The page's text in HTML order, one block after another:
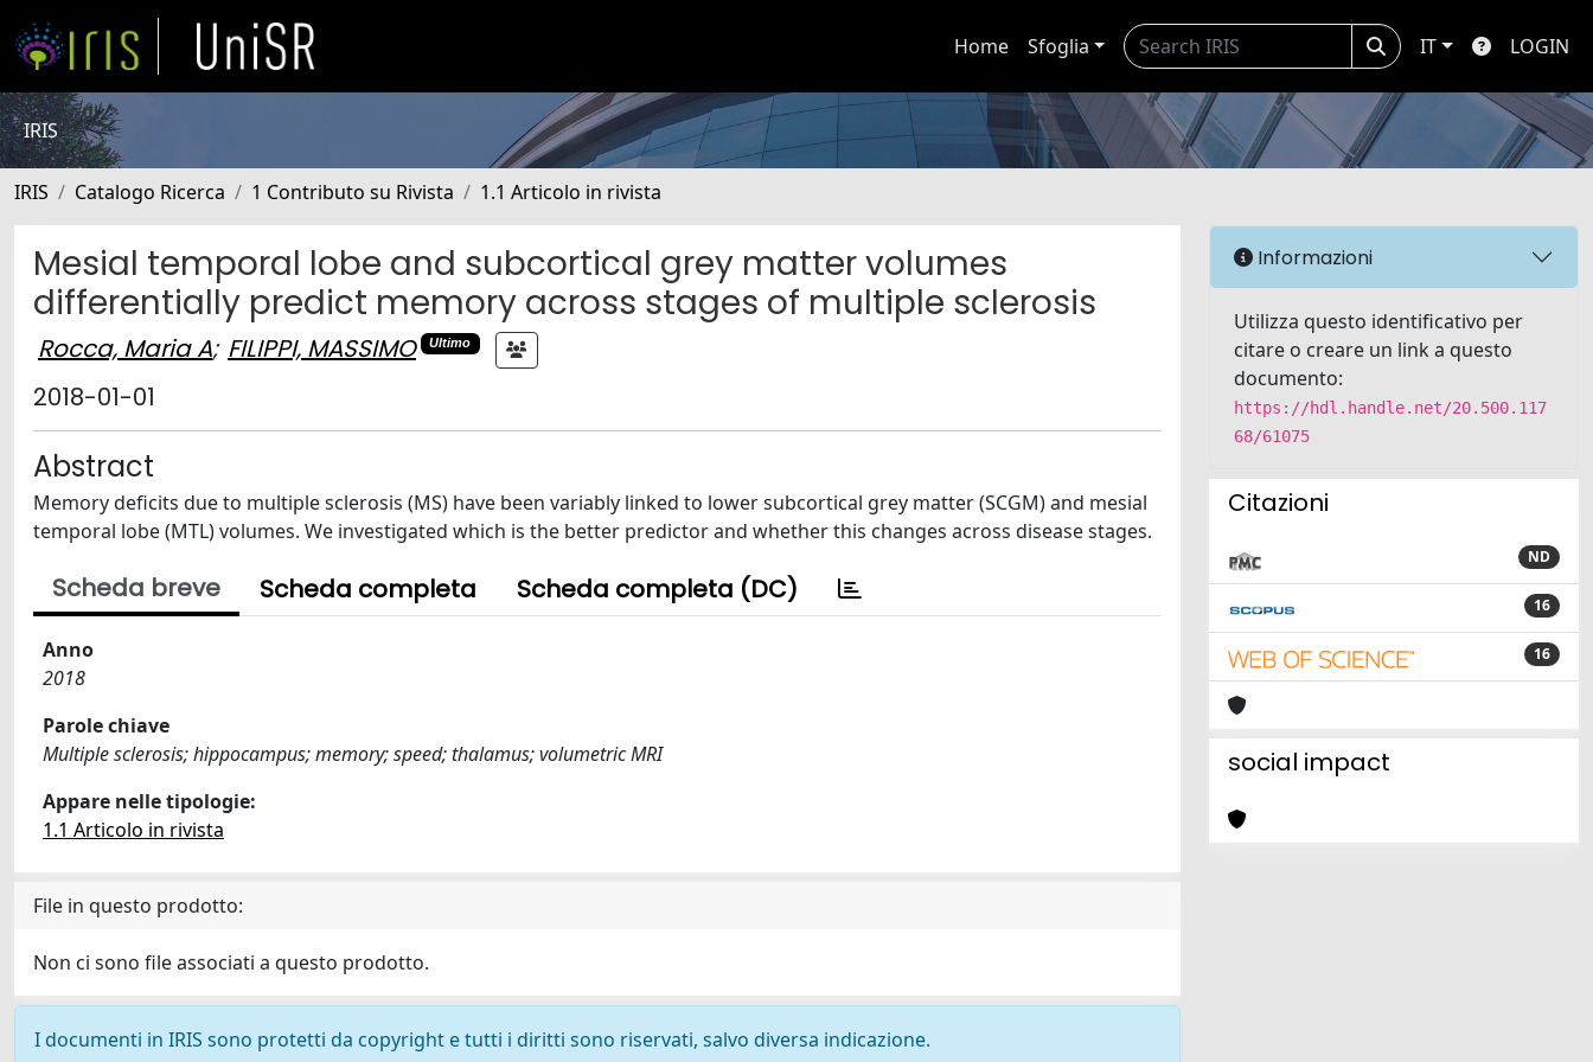
Home Sfoglia IT LOGIN
IRIS
IRIS Catalogo Ricerca 1 Contributo su Rivista 1.1 Articolo in rivista
Mesial temporal lobe and subcortical grey matter volumes
differentially predict memory across stages of multiple sclerosis
Rocca, Maria A; FILIPPI, MASSIMO Ultimo
2018-01-01
Abstract
Memory deficits due to multiple sclerosis (MS) have been variably linked to lower subcortical grey matter (SCGM) and mesial
temporal lobe (MTL) volumes. We investigated which is the better predictor and whether this changes across disease stages.
Scheda breve Scheda completa Scheda completa (DC)
Anno
2018
Parole chiave
Multiple sclerosis; hippocampus; memory; speed; thalamus; volumetric MRI
Appare nelle tipologie:
1.1 Articolo in rivista
File in questo prodotto:
Non ci sono file associati a questo prodotto.
I documenti in IRIS sono protetti da copyright e tutti i diritti sono riservati, salvo diversa indicazione.
Informazioni
Utilizza questo identificativo per
citare o creare un link a questo
documento:
https://hdl.handle.net/20.500.117
68/61075
Citazioni
ND
16
16
social impact